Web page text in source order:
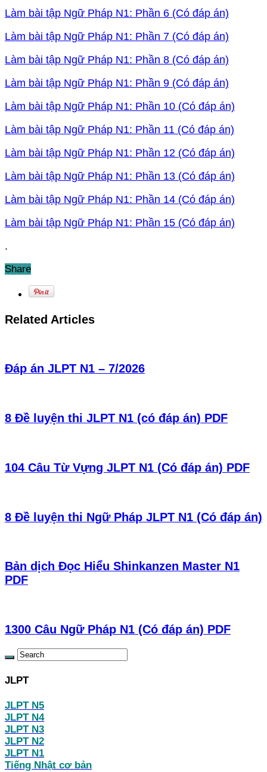
Làm bài tập Ngữ Pháp N1: Phần 6 (Có đáp án)
Làm bài tập Ngữ Pháp N1: Phần 7 (Có đáp án)
Làm bài tập Ngữ Pháp N1: Phần 8 (Có đáp án)
Làm bài tập Ngữ Pháp N1: Phần 9 (Có đáp án)
Làm bài tập Ngữ Pháp N1: Phần 10 (Có đáp án)
Làm bài tập Ngữ Pháp N1: Phần 11 (Có đáp án)
Làm bài tập Ngữ Pháp N1: Phần 12 (Có đáp án)
Làm bài tập Ngữ Pháp N1: Phần 13 (Có đáp án)
Làm bài tập Ngữ Pháp N1: Phần 14 (Có đáp án)
Làm bài tập Ngữ Pháp N1: Phần 15 (Có đáp án)
.
Share
Related Articles
Đáp án JLPT N1 – 7/2026
8 Đề luyện thi JLPT N1 (có đáp án) PDF
104 Câu Từ Vựng JLPT N1 (Có đáp án) PDF
8 Đề luyện thi Ngữ Pháp JLPT N1 (Có đáp án)
Bản dịch Đọc Hiểu Shinkanzen Master N1
PDF
1300 Câu Ngữ Pháp N1 (Có đáp án) PDF
JLPT
JLPT N5
JLPT N4
JLPT N3
JLPT N2
JLPT N1
Tiếng Nhật cơ bản